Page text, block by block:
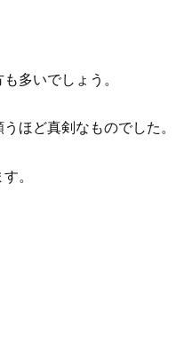
多いでしょう。
うほど真剣なものでした。
。